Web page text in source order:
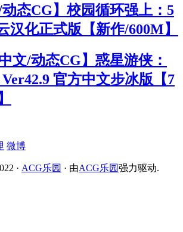
动态CG】校园循环强上：5
汉化正式版【新作/600M】
文/动态CG】惑星游侠：
官方中文步冰版【7
微博
· ACG乐园 · 由ACG乐园强力驱动.